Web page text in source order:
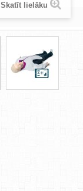
Skatīt lielāku